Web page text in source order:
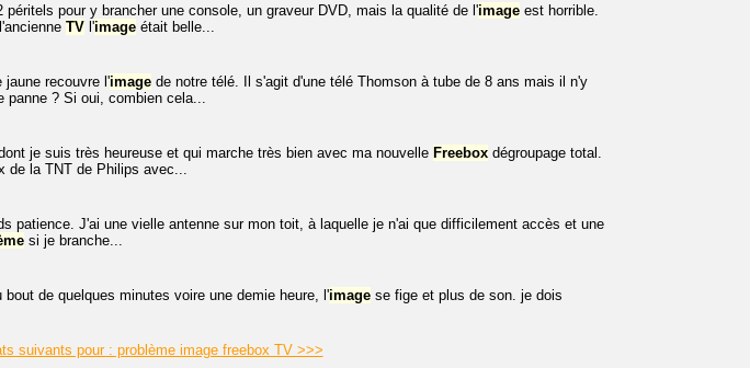
péritels pour y brancher une console, un graveur DVD, mais la qualité de l'image est horrible.
TV l'image était belle...
jaune recouvre l'image de notre télé. Il s'agit d'une télé Thomson à tube de 8 ans mais il n'y
panne ? Si oui, combien cela...
je suis très heureuse et qui marche très bien avec ma nouvelle Freebox dégroupage total.
de la TNT de Philips avec...
patience. J'ai une vielle antenne sur mon toit, à laquelle je n'ai que difficilement accès et une
si je branche...
bout de quelques minutes voire une demie heure, l'image se fige et plus de son. je dois
suivants pour : problème image freebox TV >>>